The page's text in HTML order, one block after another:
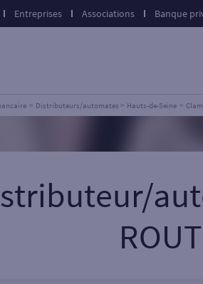
Entreprises Associations Banque
Distributeurs/automates Hauts-de-Seine